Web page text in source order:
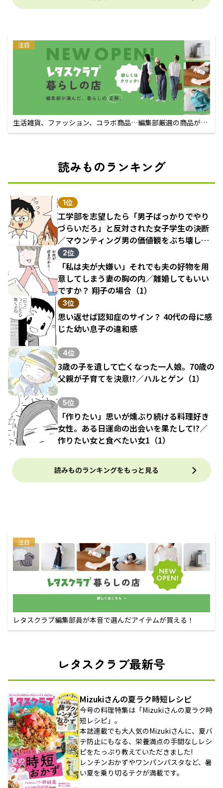
注目
生活雑貨、ファッション、コラボ商品…編集部厳選の商品が買
えるECサイト
読みものランキング
1位
工学部を志望したら「男子ばっかりでやり
づらいだろ」と反対された女子学生の決断
／マウンティング男の価値観をぶち壊した
結果（1）
2位
「私は夫が大嫌い」それでも夫の好物を用
意してしまう妻の胸の内／離婚してもいい
ですか？ 翔子の場合（1）
3位
思い返せば認知症のサイン？ 40代の母に感
じた幼い息子の違和感
4位
3歳の子を遺して亡くなった一人娘。70歳の
父親が子育てを決意!?／ハルとゲン（1）
5位
「作りたい」思いが燻ぶり続ける料理好き
女性。ある日運命の出会いを果たして!?／
作りたい女と食べたい女1（1）
読みものランキングをもっと見る
注目
レタスクラブ編集部員が本音で選んだアイテムが買える！
レタスクラブ最新号
Mizukiさんの夏ラク時短レシピ
今号の料理特集は「Mizukiさんの夏ラク時
短レシピ」。
本誌連載でも大人気のMizukiさんに、夏バ
テ防止にもなる、栄養満点の手間なしレシ
ピをたっぷり教えていただきました!
レンチンおかずやワンパンパスタなど、暑
い夏を乗り切るテクが満載です。